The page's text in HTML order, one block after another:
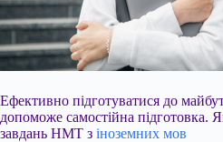
Ефективно підготуватися до
допоможе самостійна підготовка.
завдань НМТ з іноземних мов